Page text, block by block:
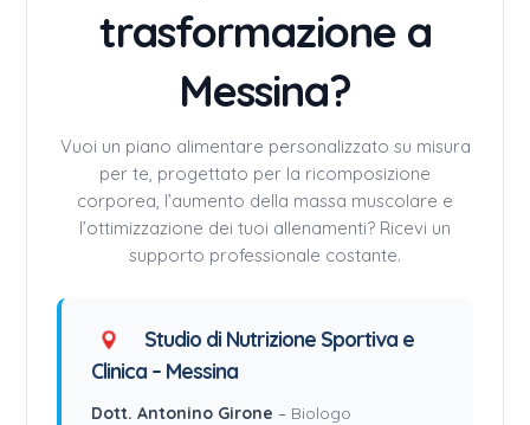
trasformazione a
Messina?
Vuoi un piano alimentare personalizzato su misura
per te, progettato per la ricomposizione
corporea, l’aumento della massa muscolare e
l’ottimizzazione dei tuoi allenamenti? Ricevi un
supporto professionale costante.
Studio di Nutrizione Sportiva e
Clinica – Messina
Dott. Antonino Girone – Biologo